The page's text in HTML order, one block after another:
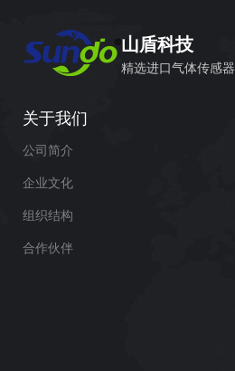
山盾科技
精选进口气体传感器
关于我们
公司简介
企业文化
组织结构
合作伙伴